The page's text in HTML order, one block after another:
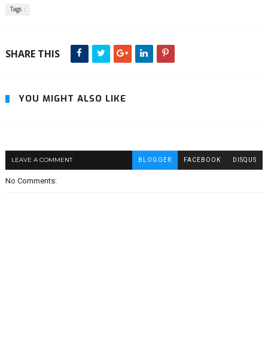
Tags :
SHARE THIS
YOU MIGHT ALSO LIKE
LEAVE A COMMENT BLOGGER FACEBOOK DISQUS
No Comments: